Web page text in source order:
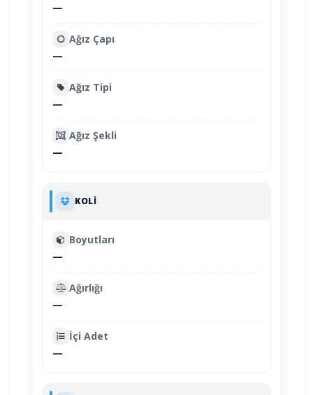
—
Ağız Çapı
—
Ağız Tipi
—
Ağız Şekli
—
KOLI
Boyutları
—
Ağırlığı
—
İçi Adet
—